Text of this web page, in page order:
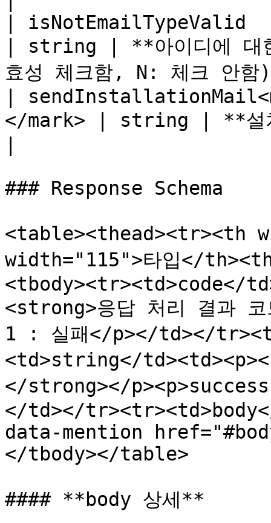
| isNotEmailTypeValid
| string | **아이디에 대
효성 체크함, N: 체크 안
|
</mark> | string | **설
### Response Schema
<table><thead><tr><th
width="115">타입</
<tbody><tr><td>code</
<strong>응답 처리 결과
1 : 실패</p></td></
<td>string</
</strong></
</td></
data-mention
</tbody></table>
#### **body 상세**